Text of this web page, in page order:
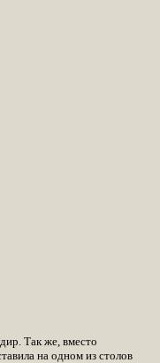
Так же, вместо
на одном из столов